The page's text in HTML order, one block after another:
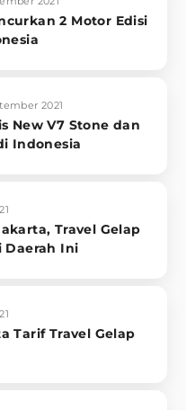
2 Motor Edisi
2021
New V7 Stone dan
Indonesia
Travel Gelap
Daerah Ini
Tarif Travel Gelap